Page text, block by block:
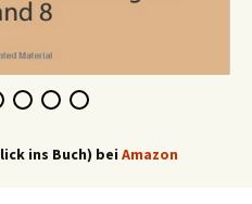
ins Buch) bei Amazon